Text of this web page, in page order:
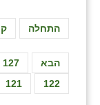
התחלה
121 122
127 הבא